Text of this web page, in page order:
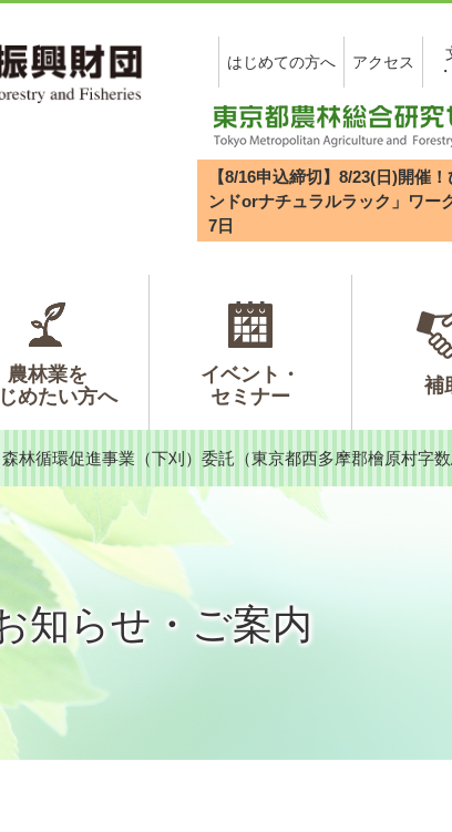
はじめての方へ アクセス
【8/16申込締切】8/23(日)開催
ンドorナチュラルラック」ワー
7 日
農林業を
めたい方へ
イベント・
セミナー
補
森林循環促進事業（下刈）委託（東京都西多摩郡檜原村字数
知らせ・ご案内